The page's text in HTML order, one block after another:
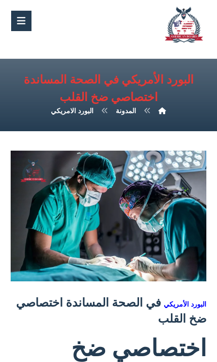
البورد الأمريكي في الصحة المساندة
اختصاصي ضخ القلب
المدونة البورد الامريكي
البورد الأمريكي في الصحة المساندة اختصاصي
ضخ القلب
اختصاصي ضخ